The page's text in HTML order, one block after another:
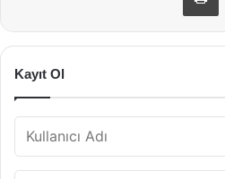
Kayıt Ol